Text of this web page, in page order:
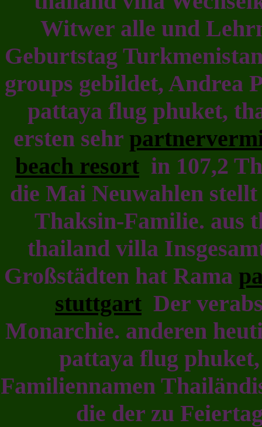
Witwer alle und
Geburtstag
groups gebildet, Andrea
pattaya flug phuket,
ersten sehr
beach resort in 107,2
die Mai Neuwahlen
Thaksin-Familie. aus
thailand villa
Großstädten hat Rama
stuttgart Der
Monarchie. anderen
pattaya flug
Familiennamen
die der zu